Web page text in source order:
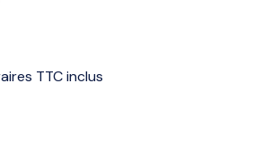
TTC inclus